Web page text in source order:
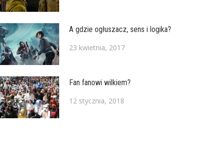
A gdzie ogłuszacz, sens i logika?
23 kwietnia, 2017
Fan fanowi wilkiem?
12 stycznia, 2018